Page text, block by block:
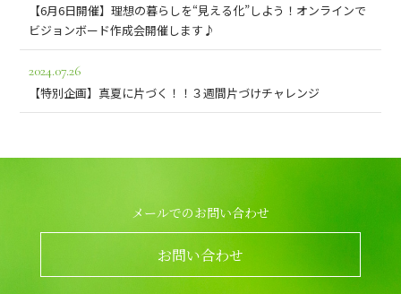
【6月6日開催】理想の暮らしを“見える化”しよう！オンラインで
ビジョンボード作成会開催します♪
2024.07.26
【特別企画】真夏に片づく！！３週間片づけチャレンジ
メールでのお問い合わせ
お問い合わせ